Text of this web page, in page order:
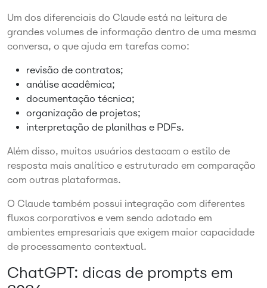
Um dos diferenciais do Claude está na leitura de
grandes volumes de informação dentro de uma mesma
conversa, o que ajuda em tarefas como:
revisão de contratos;
análise acadêmica;
documentação técnica;
organização de projetos;
interpretação de planilhas e PDFs.
Além disso, muitos usuários destacam o estilo de
resposta mais analítico e estruturado em comparação
com outras plataformas.
O Claude também possui integração com diferentes
fluxos corporativos e vem sendo adotado em
ambientes empresariais que exigem maior capacidade
de processamento contextual.
ChatGPT: dicas de prompts em